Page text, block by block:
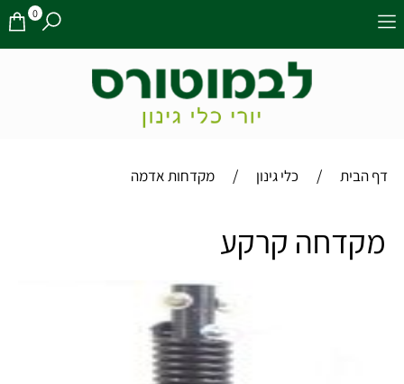
0
דף הבית / כלי גינון / מקדחות אדמה
מקדחה קרקע